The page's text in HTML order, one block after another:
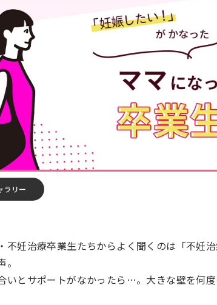
ラリー
不妊治療卒業生たちからよく聞くのは「不妊
いとサポートがなかったら…。大きな壁を何